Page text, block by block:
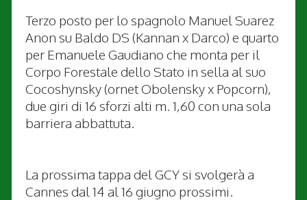
Terzo posto per lo spagnolo Manuel Suarez
Anon su Baldo DS (Kannan x Darco) e quarto
per Emanuele Gaudiano che monta per il
Corpo Forestale dello Stato in sella al suo
Cocoshynsky (ornet Obolensky x Popcorn),
due giri di 16 sforzi alti m. 1,60 con una sola
barriera abbattuta.
La prossima tappa del GCY si svolgerà a
Cannes dal 14 al 16 giugno prossimi.